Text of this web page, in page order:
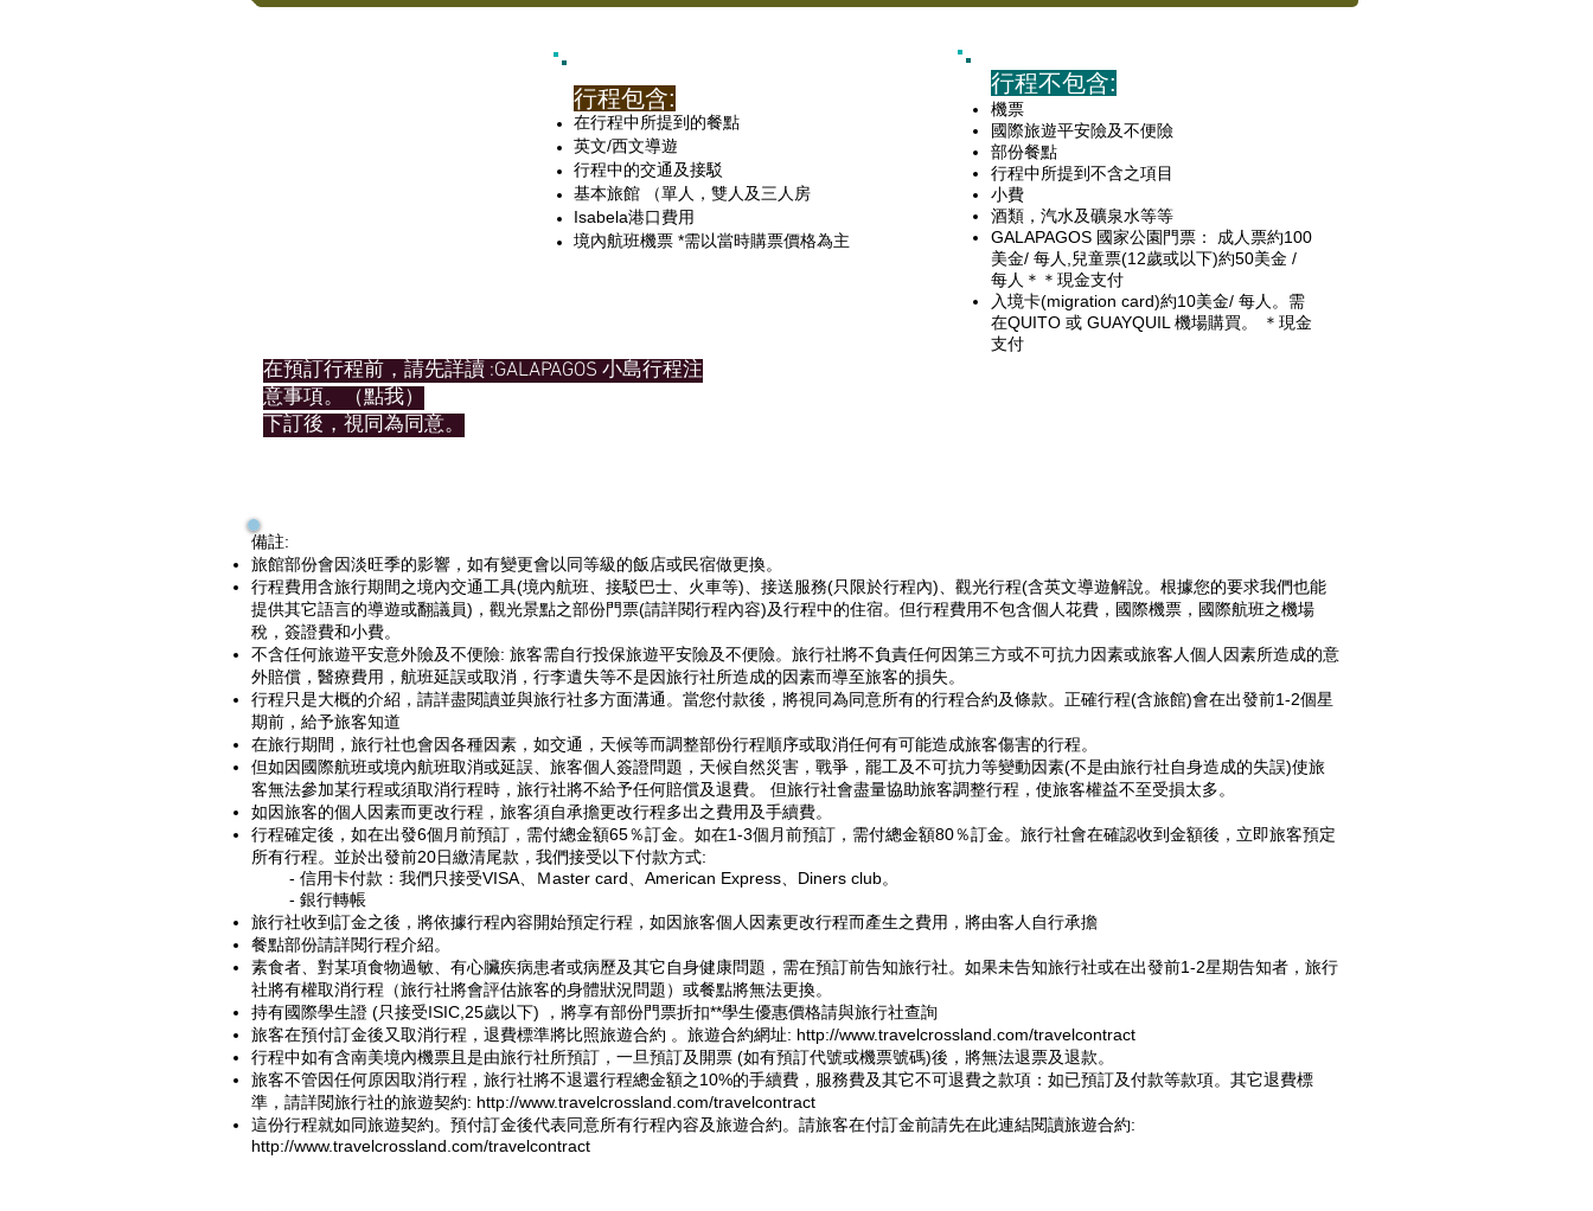
行程包含:
在行程中所提到的餐點
英文/西文導遊
行程中的交通及接駁
基本旅館 （單人，雙人及三人房
Isabela港口費用
境內航班機票 *需以當時購票價格為主
在預訂行程前，請先詳讀 :GALAPAGOS 小島行程注
意事項。（點我）
下訂後，視同為同意。
行程不包含:
機票
國際旅遊平安險及不便險
部份餐點
行程中所提到不含之項目
小費
酒類，汽水及礦泉水等等
GALAPAGOS 國家公園門票： 成人票約100
美金/ 每人,兒童票(12歲或以下)約50美金 /
每人＊＊現金支付
入境卡(migration card)約10美金/ 每人。需
在QUITO 或 GUAYQUIL 機場購買。 ＊現金
支付
備註:
旅館部份會因淡旺季的影響，如有變更會以同等級的飯店或民宿做更換。
行程費用含旅行期間之境內交通工具(境內航班、接駁巴士、火車等)、接送服務(只限於行程內)、觀光行程(含英文導遊解說。根據您的要求我們也能
提供其它語言的導遊或翻議員)，觀光景點之部份門票(請詳閱行程內容)及行程中的住宿。但行程費用不包含個人花費，國際機票，國際航班之機場
稅，簽證費和小費。
不含任何旅遊平安意外險及不便險: 旅客需自行投保旅遊平安險及不便險。旅行社將不負責任何因第三方或不可抗力因素或旅客人個人因素所造成的意
外賠償，醫療費用，航班延誤或取消，行李遺失等不是因旅行社所造成的因素而導至旅客的損失。
行程只是大概的介紹，請詳盡閱讀並與旅行社多方面溝通。當您付款後，將視同為同意所有的行程合約及條款。正確行程(含旅館)會在出發前1-2個星
期前，給予旅客知道
在旅行期間，旅行社也會因各種因素，如交通，天候等而調整部份行程順序或取消任何有可能造成旅客傷害的行程。
但如因國際航班或境內航班取消或延誤、旅客個人簽證問題，天候自然災害，戰爭，罷工及不可抗力等變動因素(不是由旅行社自身造成的失誤)使旅
客無法參加某行程或須取消行程時，旅行社將不給予任何賠償及退費。 但旅行社會盡量協助旅客調整行程，使旅客權益不至受損太多。
如因旅客的個人因素而更改行程，旅客須自承擔更改行程多出之費用及手續費。
行程確定後，如在出發6個月前預訂，需付總金額65％訂金。如在1-3個月前預訂，需付總金額80％訂金。旅行社會在確認收到金額後，立即旅客預定
所有行程。並於出發前20日繳清尾款，我們接受以下付款方式:
- 信用卡付款：我們只接受VISA、Ｍaster card、American Express、Diners club。
- 銀行轉帳
旅行社收到訂金之後，將依據行程內容開始預定行程，如因旅客個人因素更改行程而產生之費用，將由客人自行承擔
餐點部份請詳閱行程介紹。
素食者、對某項食物過敏、有心臟疾病患者或病歷及其它自身健康問題，需在預訂前告知旅行社。如果未告知旅行社或在出發前1-2星期告知者，旅行
社將有權取消行程（旅行社將會評估旅客的身體狀況問題）或餐點將無法更換。
持有國際學生證 (只接受ISIC,25歲以下) ，將享有部份門票折扣**學生優惠價格請與旅行社查詢
旅客在預付訂金後又取消行程，退費標準將比照旅遊合約 。旅遊合約網址: http://www.travelcrossland.com/travelcontract
行程中如有含南美境內機票且是由旅行社所預訂，一旦預訂及開票 (如有預訂代號或機票號碼)後，將無法退票及退款。
旅客不管因任何原因取消行程，旅行社將不退還行程總金額之10%的手續費，服務費及其它不可退費之款項：如已預訂及付款等款項。其它退費標
準，請詳閱旅行社的旅遊契約: http://www.travelcrossland.com/travelcontract
這份行程就如同旅遊契約。預付訂金後代表同意所有行程內容及旅遊合約。請旅客在付訂金前請先在此連結閱讀旅遊合約:
http://www.travelcrossland.com/travelcontract